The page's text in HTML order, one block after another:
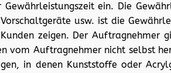
ein. Die
usw. ist die
zeigen. Der Auftragnehmer
vom Auftragnehmer nicht selbst
in denen Kunststoffe oder